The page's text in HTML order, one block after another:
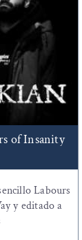
of Insanity
Labours
y editado a